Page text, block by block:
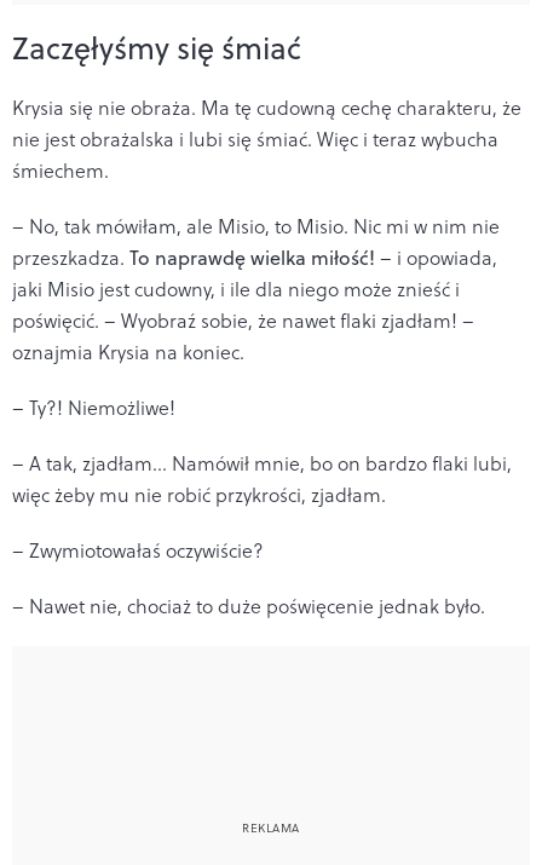
Zaczęłyśmy się śmiać
Krysia się nie obraża. Ma tę cudowną cechę charakteru, że
nie jest obrażalska i lubi się śmiać. Więc i teraz wybucha
śmiechem.
– No, tak mówiłam, ale Misio, to Misio. Nic mi w nim nie
przeszkadza. To naprawdę wielka miłość! – i opowiada,
jaki Misio jest cudowny, i ile dla niego może znieść i
poświęcić. – Wyobraź sobie, że nawet flaki zjadłam! –
oznajmia Krysia na koniec.
– Ty?! Niemożliwe!
– A tak, zjadłam… Namówił mnie, bo on bardzo flaki lubi,
więc żeby mu nie robić przykrości, zjadłam.
– Zwymiotowałaś oczywiście?
– Nawet nie, chociaż to duże poświęcenie jednak było.